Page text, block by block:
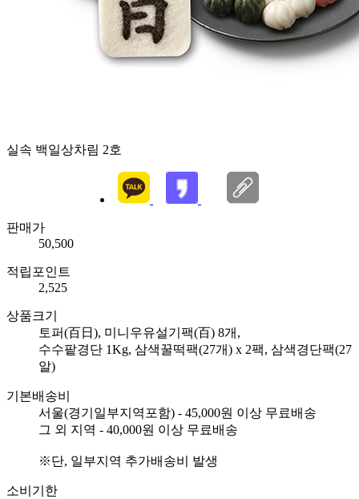
실속 백일상차림 2호
판매가
50,500
적립포인트
2,525
상품크기
토퍼(百日), 미니우유설기팩(百) 8개,
수수팥경단 1Kg, 삼색꿀떡팩(27개) x 2팩, 삼색경단팩(27
알)
기본배송비
서울(경기일부지역포함) - 45,000원 이상 무료배송
그 외 지역 - 40,000원 이상 무료배송
※단, 일부지역 추가배송비 발생
소비기한